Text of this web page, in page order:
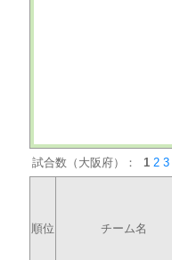
試合数（大阪府）： 1 2 3
順位 チーム名